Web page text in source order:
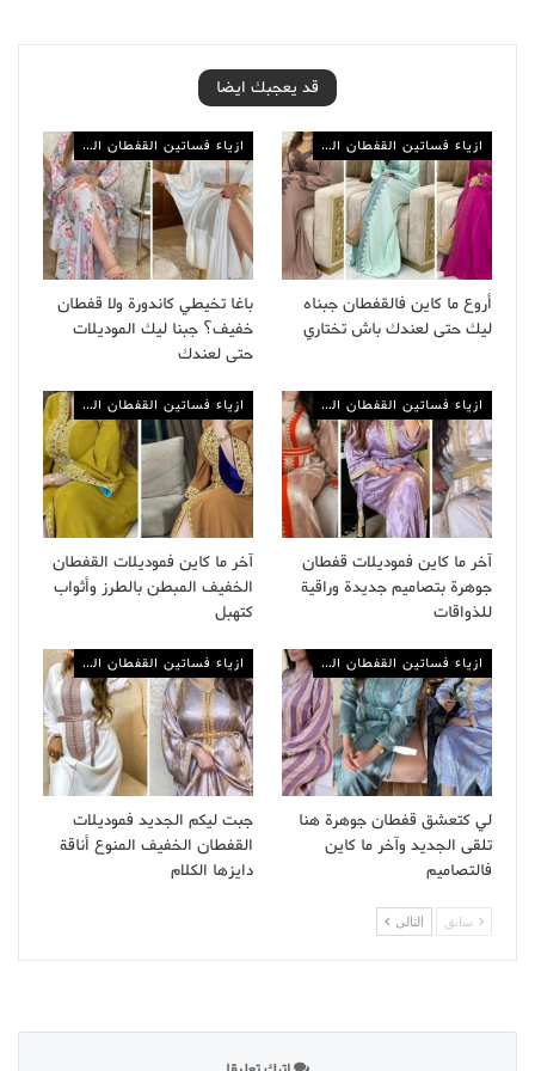
قد يعجبك ايضا
ازياء فساتين القفطان المغربي
أروع ما كاين فالقفطان جبناه
ليك حتى لعندك باش تختاري
ازياء فساتين القفطان المغربي
باغا تخيطي كاندورة ولا قفطان
خفيف؟ جبنا ليك الموديلات
حتى لعندك
ازياء فساتين القفطان المغربي
آخر ما كاين فموديلات قفطان
جوهرة بتصاميم جديدة وراقية
للذواقات
ازياء فساتين القفطان المغربي
آخر ما كاين فموديلات القفطان
الخفيف المبطن بالطرز وأثواب
كتهبل
ازياء فساتين القفطان المغربي
لي كتعشق قفطان جوهرة هنا
تلقى الجديد وآخر ما كاين
فالتصاميم
ازياء فساتين القفطان المغربي
جبت ليكم الجديد فموديلات
القفطان الخفيف المنوع أناقة
دايزها الكلام
سابق التالى